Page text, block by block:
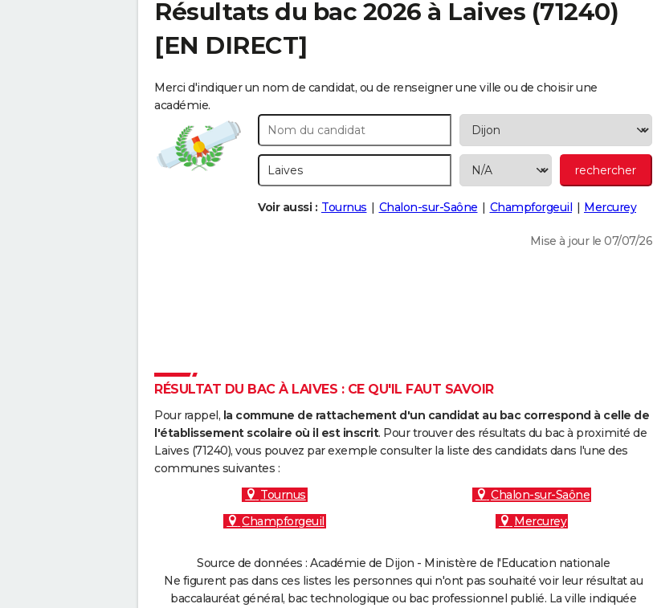
Résultats du bac 2026 à Laives (71240)
[EN DIRECT]
Merci d'indiquer un nom de candidat, ou de renseigner une ville ou de choisir une
académie.
Voir aussi : Tournus Chalon-sur-Saône Champforgeuil Mercurey
Mise à jour le 07/07/26
RÉSULTAT DU BAC À LAIVES : CE QU'IL FAUT SAVOIR
Pour rappel, la commune de rattachement d'un candidat au bac correspond à celle de
l'établissement scolaire où il est inscrit. Pour trouver des résultats du bac à proximité de
Laives (71240), vous pouvez par exemple consulter la liste des candidats dans l'une des
communes suivantes :
Tournus
Chalon-sur-Saône
Champforgeuil
Mercurey
Source de données : Académie de Dijon - Ministère de l'Education nationale
Ne figurent pas dans ces listes les personnes qui n'ont pas souhaité voir leur résultat au
baccalauréat général, bac technologique ou bac professionnel publié. La ville indiquée